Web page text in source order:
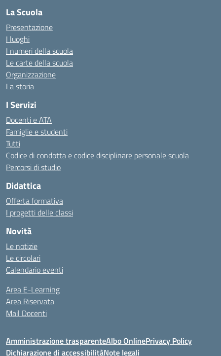
La Scuola
Presentazione
I luoghi
I numeri della scuola
Le carte della scuola
Organizzazione
La storia
I Servizi
Docenti e ATA
Famiglie e studenti
Tutti
Codice di condotta e codice disciplinare personale scuola
Percorsi di studio
Didattica
Offerta formativa
I progetti delle classi
Novità
Le notizie
Le circolari
Calendario eventi
Area E-Learning
Area Riservata
Mail Docenti
Amministrazione trasparenteAlbo OnlinePrivacy Policy
Dichiarazione di accessibilitàNote legali